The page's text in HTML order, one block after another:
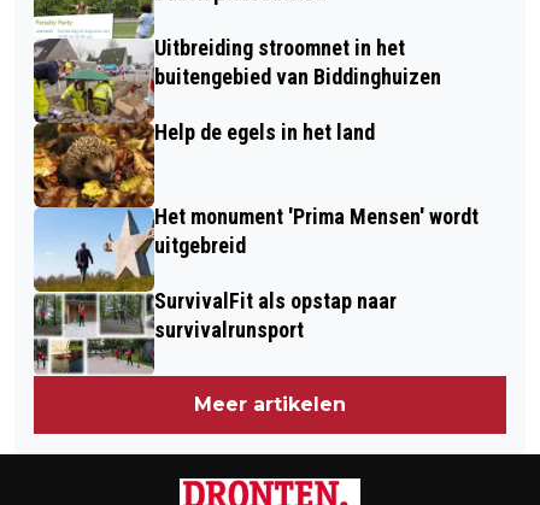
Uitbreiding stroomnet in het
buitengebied van Biddinghuizen
Help de egels in het land
Het monument 'Prima Mensen' wordt
uitgebreid
SurvivalFit als opstap naar
survivalrunsport
Meer artikelen